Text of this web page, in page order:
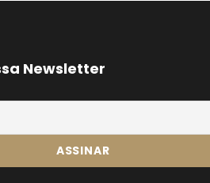
Newsletter